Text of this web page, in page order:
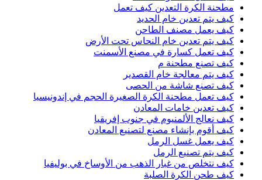
مطحنة الكرة التعدين كيف تعمل
كيف يتم تعدين خام الحديد
كيف يعمل مصنف الطاحن
كيف يتم تعدين خام النحاس تحت الأرض
كيف تعمل كسارة في مصنع الأسمنت
كيف تصنع مطحنة م
كيف يتم معالجة خام القصدير
كيف تصنع شاشة من الحصى
كيف تعمل مطحنة الكرة الصغيرة الحجم في إندونيسيا
كيف تعدين خامات المعادن
كيف نعالج الألمنيوم في جنوب إفريقيا
كيف أقوم بإنشاء مصنع لتصنيع المعادن
كيف يعمل غسل الرمل
كيف يتم تصنيع الرمل
كيف نتخلص من غبار الذهب من الأوساخ في بوليفيا
كيف طحن الكرة الصلبة